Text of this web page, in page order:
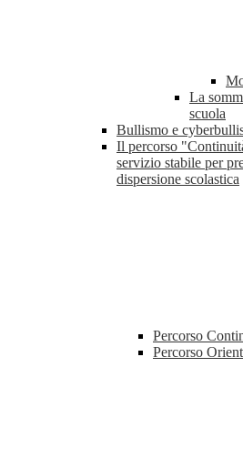
La
scuola
Bullismo e
Il percorso
servizio stabile per
dispersione scolastica
Percorso
Percorso